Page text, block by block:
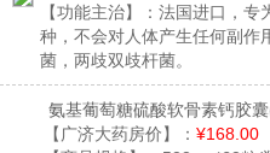
【功能主治】： 法国进口，专
种，不会对人体产生任何副作
菌，两歧双歧杆菌。
氨基葡萄糖硫酸软骨素钙胶囊
【广济大药房价】： ¥168.00